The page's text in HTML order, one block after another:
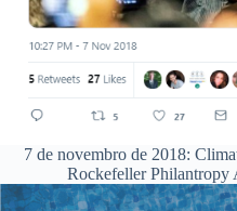
7 de novembro de 2018:
Rockefeller Philantropy